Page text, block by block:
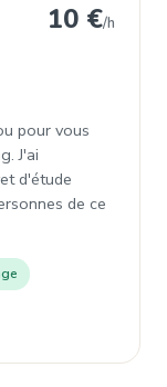
10 €/h
pour vous
J'ai
d'étude
de ce